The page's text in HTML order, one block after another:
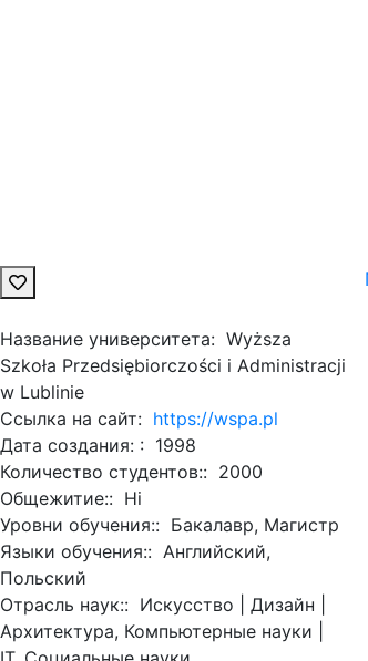
Название университета: Wyższa
Szkoła Przedsiębiorczości i Administracji
w Lublinie
Ссылка на сайт: https://wspa.pl
Дата создания: : 1998
Количество студентов:: 2000
Общежитие:: Ні
Уровни обучения:: Бакалавр, Магистр
Языки обучения:: Английский,
Польский
Отрасль наук:: Искусство | Дизайн |
Архитектура, Компьютерные науки |